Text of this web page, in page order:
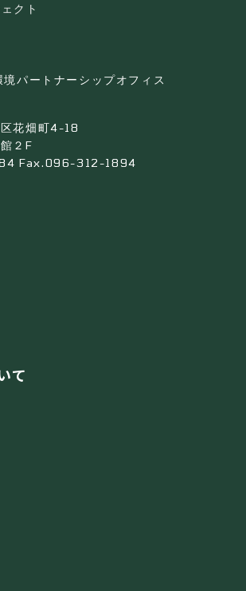
クト
境パートナーシップオフィス
区花畑町4-18
２F
Fax.096-312-1894
て